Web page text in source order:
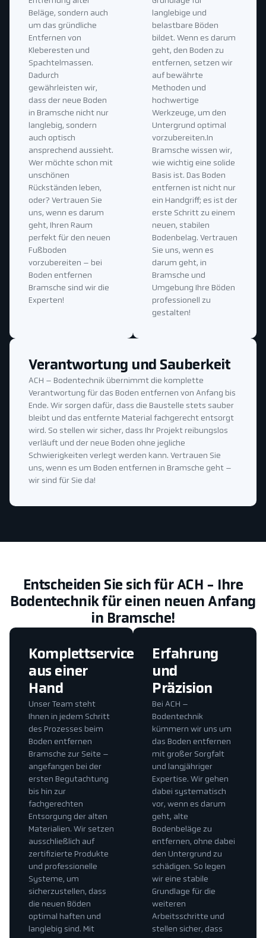
langlebige und
belastbare Böden
bildet. Wenn es darum
geht, den Boden zu
entfernen, setzen wir
auf bewährte
Methoden und
hochwertige
Werkzeuge, um den
Untergrund optimal
vorzubereiten.In
Bramsche wissen wir,
wie wichtig eine solide
Basis ist. Das Boden
entfernen ist nicht nur
ein Handgriff; es ist der
erste Schritt zu einem
neuen, stabilen
Bodenbelag. Vertrauen
Sie uns, wenn es
darum geht, in
Bramsche und
Umgebung Ihre Böden
professionell zu
gestalten!
Beläge, sondern auch
um das gründliche
Entfernen von
Kleberesten und
Spachtelmassen.
Dadurch
gewährleisten wir,
dass der neue Boden
in Bramsche nicht nur
langlebig, sondern
auch optisch
ansprechend aussieht.
Wer möchte schon mit
unschönen
Rückständen leben,
oder? Vertrauen Sie
uns, wenn es darum
geht, Ihren Raum
perfekt für den neuen
Fußboden
vorzubereiten – bei
Boden entfernen
Bramsche sind wir die
Experten!
Verantwortung und Sauberkeit
ACH – Bodentechnik übernimmt die komplette
Verantwortung für das Boden entfernen von Anfang bis
Ende. Wir sorgen dafür, dass die Baustelle stets sauber
bleibt und das entfernte Material fachgerecht entsorgt
wird. So stellen wir sicher, dass Ihr Projekt reibungslos
verläuft und der neue Boden ohne jegliche
Schwierigkeiten verlegt werden kann. Vertrauen Sie
uns, wenn es um Boden entfernen in Bramsche geht –
wir sind für Sie da!
Entscheiden Sie sich für ACH - Ihre
Bodentechnik für einen neuen Anfang
in Bramsche!
Erfahrung
und
Präzision
Bei ACH –
Bodentechnik
kümmern wir uns um
das Boden entfernen
mit großer Sorgfalt
und langjähriger
Expertise. Wir gehen
dabei systematisch
vor, wenn es darum
geht, alte
Bodenbeläge zu
entfernen, ohne dabei
den Untergrund zu
schädigen. So legen
wir eine stabile
Grundlage für die
weiteren
Arbeitsschritte und
stellen sicher, dass
Komplettservice
aus einer
Hand
Unser Team steht
Ihnen in jedem Schritt
des Prozesses beim
Boden entfernen
Bramsche zur Seite –
angefangen bei der
ersten Begutachtung
bis hin zur
fachgerechten
Entsorgung der alten
Materialien. Wir setzen
ausschließlich auf
zertifizierte Produkte
und professionelle
Systeme, um
sicherzustellen, dass
die neuen Böden
optimal haften und
langlebig sind. Mit